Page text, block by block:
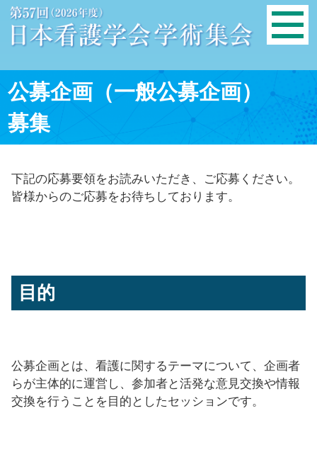
公募企画（一般公募企画）
募集
下記の応募要領をお読みいただき、ご応募ください。
皆様からのご応募をお待ちしております。
目的
公募企画とは、看護に関するテーマについて、企画者
らが主体的に運営し、参加者と活発な意見交換や情報
交換を行うことを目的としたセッションです。